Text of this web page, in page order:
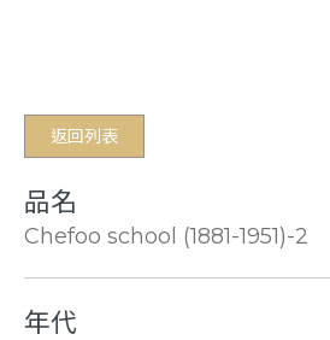
返回列表
品名
Chefoo school (1881-1951)-2
年代